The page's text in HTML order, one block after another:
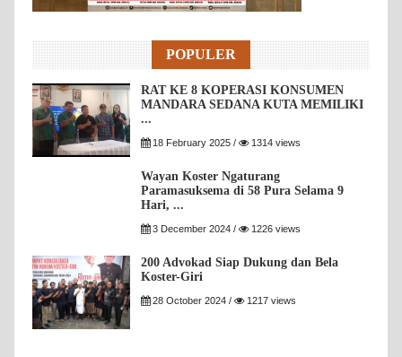
POPULER
RAT KE 8 KOPERASI KONSUMEN
MANDARA SEDANA KUTA MEMILIKI
...
18 February 2025 / 1314 views
Wayan Koster Ngaturang
Paramasuksema di 58 Pura Selama 9
Hari, ...
3 December 2024 / 1226 views
200 Advokad Siap Dukung dan Bela
Koster-Giri
28 October 2024 / 1217 views